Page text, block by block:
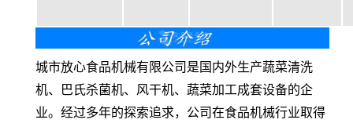
城市放心食品机械有限公司是国内外生产蔬菜清洗
机、巴氏杀菌机、风干机、蔬菜加工成套设备的企
业。经过多年的探索追求，公司在食品机械行业取得